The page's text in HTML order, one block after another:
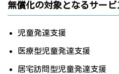
無償化の対象となるサー
児童発達支援
医療型児童発達支援
居宅訪問型児童発達支援